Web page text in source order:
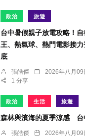
政治 旅遊
台中暑假親子放電攻略！
王、熱氣球、熱門電影接
底
張皓傑 2026年八月09
1 分享
政治 生活 旅遊
森林與濱海的夏季涼感 台
張皓傑 2026年八月09